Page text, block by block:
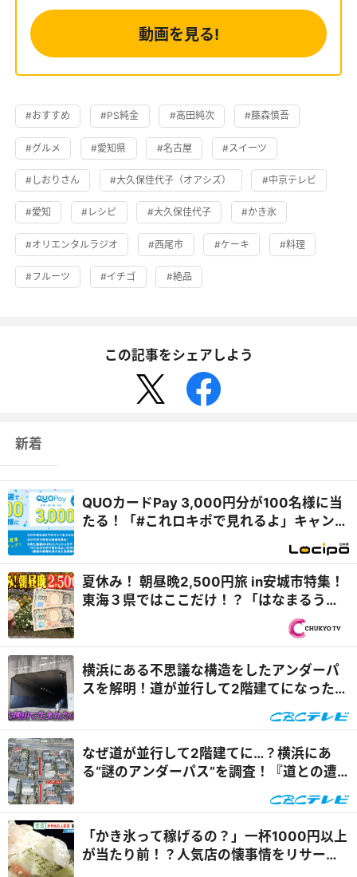
動画を見る!
#おすすめ #PS純金 #高田純次 #藤森慎吾
#グルメ #愛知県 #名古屋 #スイーツ
#しおりさん #大久保佳代子（オアシズ） #中京テレビ
#愛知 #レシピ #大久保佳代子 #かき氷
#オリエンタルラジオ #西尾市 #ケーキ #料理
#フルーツ #イチゴ #絶品
この記事をシェアしよう
新着
QUOカードPay 3,000円分が100名様に当
たる！「#これロキポで見れるよ」キャンペ
夏休み！ 朝昼晩2,500円旅 in安城市特集！
東海３県ではここだけ！？「はなまるうど
横浜にある不思議な構造をしたアンダーパ
スを解明！道が並行して2階建てになったワ
なぜ道が並行して2階建てに…？横浜にあ
る“謎のアンダーパス”を調査！『道との遭
「かき氷って稼げるの？」一杯1000円以上
が当たり前！？人気店の懐事情をリサーチ